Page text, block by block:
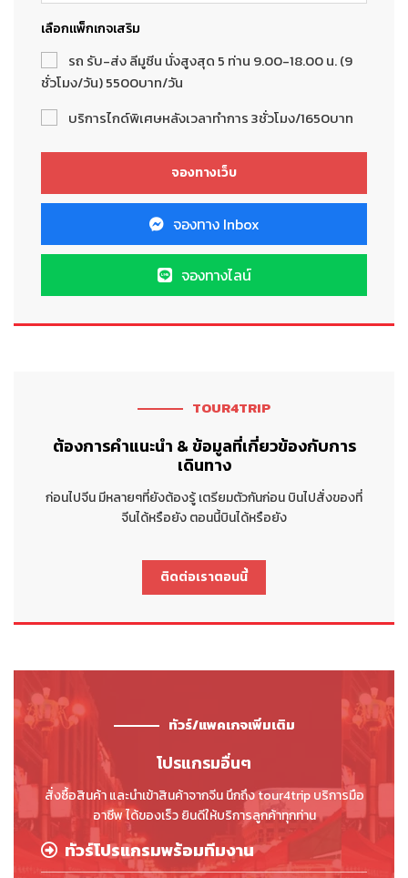
เลือกแพ็กเกจเสริม
รถ รับ-ส่ง ลีมูซีน นั่งสูงสุด 5 ท่าน 9.00-18.00 น. (9
ชั่วโมง/วัน) 5500บาท/วัน
บริการไกด์พิเศษหลังเวลาทำการ 3ชั่วโมง/1650บาท
จองทาง Inbox
จองทางไลน์
TOUR4TRIP
ต้องการคำแนะนำ & ข้อมูลที่เกี่ยวข้องกับการ
เดินทาง
ก่อนไปจีน มีหลายๆที่ยังต้องรู้ เตรียมตัวกันก่อน บินไปสั่งของที่
จีนได้หรือยัง ตอนนี้บินได้หรือยัง
ติดต่อเราตอนนี้
ทัวร์/แพคเกจเพิ่มเติม
โปรแกรมอื่นๆ
สั่งซื้อสินค้า และนำเข้าสินค้าจากจีน นึกถึง tour4trip บริการมือ
อาชีพ ได้ของเร็ว ยินดีให้บริการลูกค้าทุกท่าน
ทัวร์โปรแกรมพร้อมทีมงาน